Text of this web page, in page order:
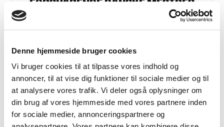
Denne hjemmeside bruger cookies
Vi bruger cookies til at tilpasse vores indhold og
annoncer, til at vise dig funktioner til sociale medier og til
at analysere vores trafik. Vi deler også oplysninger om
din brug af vores hjemmeside med vores partnere inden
for sociale medier, annonceringspartnere og
7
forsvarende danske mestres
Thomas Lindrup om Parkens tilstand
»Det er bemærkelsesværdigt, at Parken ligger og
roder rundt i den tunge ende af tabellen. For vi